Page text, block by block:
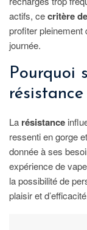
actifs, cecritère
profiter pleinement
journée.
Pourquoi
La résistance
ressenti en gorge
donnée à ses
expérience de
la possibilité de
plaisir et